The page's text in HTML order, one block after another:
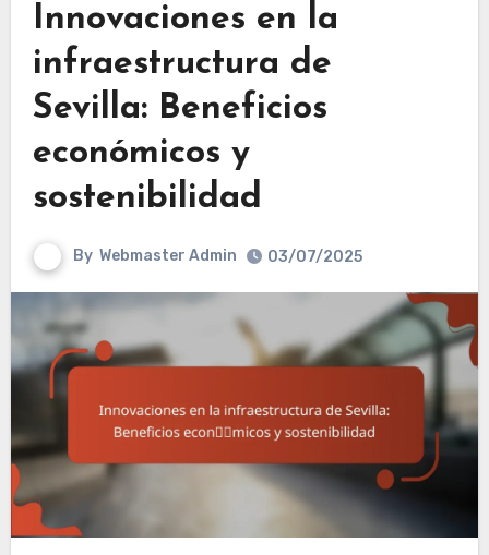
Innovaciones en la
infraestructura de
Sevilla: Beneficios
económicos y
sostenibilidad
By Webmaster Admin 03/07/2025